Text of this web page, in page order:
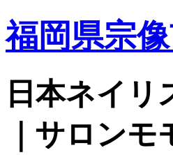
福岡県宗
日本ネイ
｜サロンモ